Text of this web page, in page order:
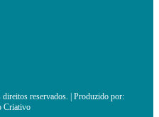
reservados. | Produzido por:
Criativo